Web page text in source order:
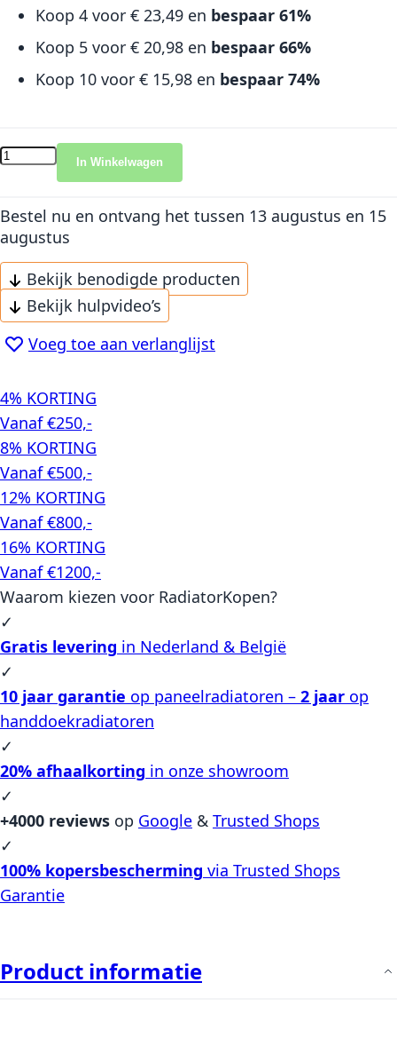
Koop 4 voor € 23,49 en bespaar 61%
Koop 5 voor € 20,98 en bespaar 66%
Koop 10 voor € 15,98 en bespaar 74%
In Winkelwagen
Bestel nu en ontvang het tussen 13 augustus en 15
augustus
Bekijk benodigde producten
Bekijk hulpvideo’s
Voeg toe aan verlanglijst
4% KORTING
Vanaf €250,-
8% KORTING
Vanaf €500,-
12% KORTING
Vanaf €800,-
16% KORTING
Vanaf €1200,-
Waarom kiezen voor RadiatorKopen?
✓
Gratis levering in Nederland & België
✓
10 jaar garantie op paneelradiatoren – 2 jaar op
handdoekradiatoren
✓
20% afhaalkorting in onze showroom
✓
+4000 reviews op Google & Trusted Shops
✓
100% kopersbescherming via Trusted Shops
Garantie
Product informatie